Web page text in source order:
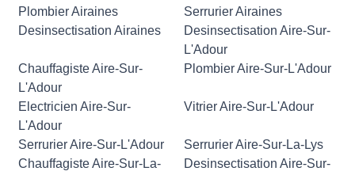
Plombier Airaines
Serrurier Airaines
Desinsectisation Airaines
Desinsectisation Aire-Sur-
L'Adour
Chauffagiste Aire-Sur-
L'Adour
Plombier Aire-Sur-L'Adour
Electricien Aire-Sur-
L'Adour
Vitrier Aire-Sur-L'Adour
Serrurier Aire-Sur-L'Adour
Serrurier Aire-Sur-La-Lys
Chauffagiste Aire-Sur-La-
Desinsectisation Aire-Sur-